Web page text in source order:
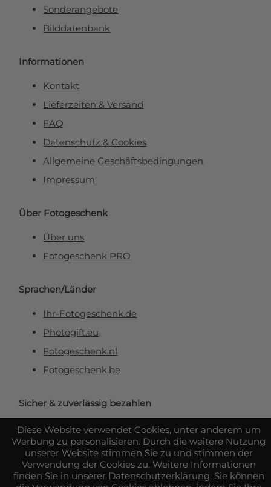
Diese Website verwendet Cookies, unter anderem um
Werbung zu personalisieren. Durch die weitere Nutzung
unserer Website stimmen Sie zu und stimmen der
Verwendung der Cookies zu. Weitere Informationen
finden Sie in unserer Datenschutzerklärung. Sie können
Sonderangebote
Bilddatenbank
Informationen
Kontakt
Lieferzeiten & Versand
FAQ
Datenschutz & Cookies
Allgemeine Geschäftsbedingungen
Impressum
Über Fotogeschenk
Über uns
Fotogeschenk PRO
Sprachen/Länder
Ihr-Fotogeschenk.de
Photogift.eu
Fotogeschenk.nl
Fotogeschenk.be
Sicher & zuverlässig bezahlen